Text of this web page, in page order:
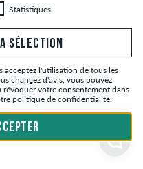
Statistiques
SÉLECTION
acceptez l'utilisation de tous les
changez d'avis, vous pouvez
votre consentement dans
politique de confidentialité.